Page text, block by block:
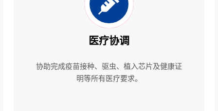
医疗协调
协助完成疫苗接种、驱虫、植入芯片及健康证
明等所有医疗要求。